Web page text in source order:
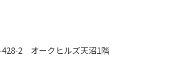
428-2 オークヒルズ天沼1階